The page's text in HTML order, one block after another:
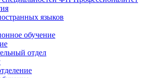
языков
обучение
отдел